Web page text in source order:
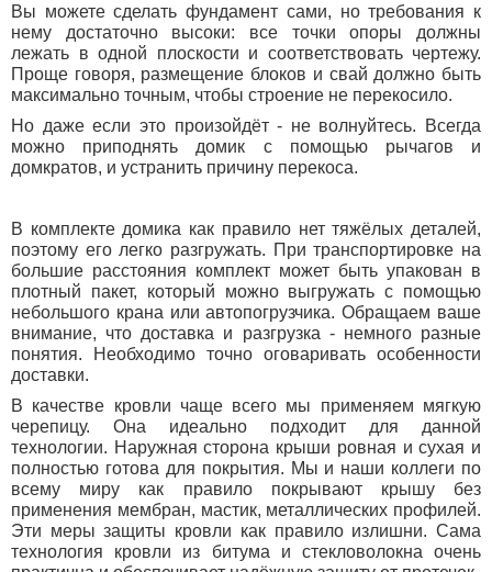
Вы можете сделать фундамент сами, но требования к
нему достаточно высоки: все точки опоры должны
лежать в одной плоскости и соответствовать чертежу.
Проще говоря, размещение блоков и свай должно быть
максимально точным, чтобы строение не перекосило.
Но даже если это произойдёт - не волнуйтесь. Всегда
можно приподнять домик с помощью рычагов и
домкратов, и устранить причину перекоса.
В комплекте домика как правило нет тяжёлых деталей,
поэтому его легко разгружать. При транспортировке на
большие расстояния комплект может быть упакован в
плотный пакет, который можно выгружать с помощью
небольшого крана или автопогрузчика. Обращаем ваше
внимание, что доставка и разгрузка - немного разные
понятия. Необходимо точно оговаривать особенности
доставки.
В качестве кровли чаще всего мы применяем мягкую
черепицу. Она идеально подходит для данной
технологии. Наружная сторона крыши ровная и сухая и
полностью готова для покрытия. Мы и наши коллеги по
всему миру как правило покрывают крышу без
применения мембран, мастик, металлических профилей.
Эти меры защиты кровли как правило излишни. Сама
технология кровли из битума и стекловолокна очень